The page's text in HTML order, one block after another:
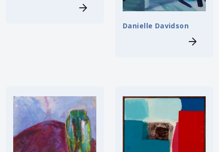
Danielle Davidson